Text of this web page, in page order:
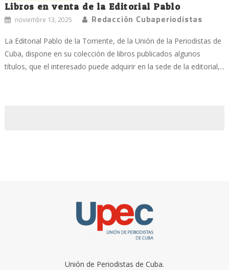
Libros en venta de la Editorial Pablo
noviembre 13, 2025 Redacción Cubaperiodistas
La Editorial Pablo de la Torriente, de la Unión de la Periodistas de
Cuba, dispone en su colección de libros publicados algunos
títulos, que el interesado puede adquirir en la sede de la editorial,...
Unión de Periodistas de Cuba.